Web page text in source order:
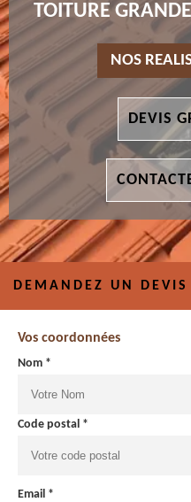
TOITURE
NOS
DEVIS
DEMANDEZ UN DEVIS
Vos coordonnées
Nom *
Code postal *
Email *